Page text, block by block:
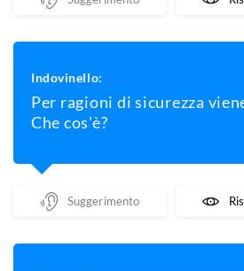
Indovinello:
Per ragioni di sicurezza
Che cos'è?
Mostra Un Suggerimento Mostra La